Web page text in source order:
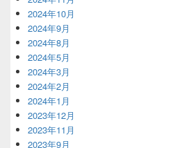
2024年10月
2024年9月
2024年8月
2024年5月
2024年3月
2024年2月
2024年1月
2023年12月
2023年11月
2023年9月